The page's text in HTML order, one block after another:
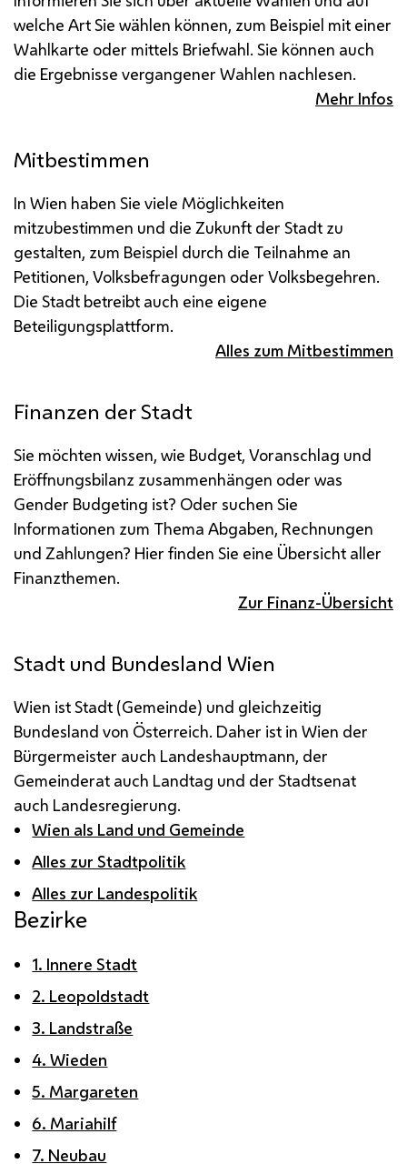
welche Art Sie wählen können, zum Beispiel mit einer
Wahlkarte oder mittels Briefwahl. Sie können auch
die Ergebnisse vergangener Wahlen nachlesen.
Mehr Infos
Mitbestimmen
In Wien haben Sie viele Möglichkeiten
mitzubestimmen und die Zukunft der Stadt zu
gestalten, zum Beispiel durch die Teilnahme an
Petitionen, Volksbefragungen oder Volksbegehren.
Die Stadt betreibt auch eine eigene
Beteiligungsplattform.
Alles zum Mitbestimmen
Finanzen der Stadt
Sie möchten wissen, wie Budget, Voranschlag und
Eröffnungsbilanz zusammenhängen oder was
Gender Budgeting ist? Oder suchen Sie
Informationen zum Thema Abgaben, Rechnungen
und Zahlungen? Hier finden Sie eine Übersicht aller
Finanzthemen.
Zur Finanz-Übersicht
Stadt und Bundesland Wien
Wien ist Stadt (Gemeinde) und gleichzeitig
Bundesland von Österreich. Daher ist in Wien der
Bürgermeister auch Landeshauptmann, der
Gemeinderat auch Landtag und der Stadtsenat
auch Landesregierung.
Wien als Land und Gemeinde
Alles zur Stadtpolitik
Alles zur Landespolitik
Bezirke
1. Innere Stadt
2. Leopoldstadt
3. Landstraße
4. Wieden
5. Margareten
6. Mariahilf
7. Neubau